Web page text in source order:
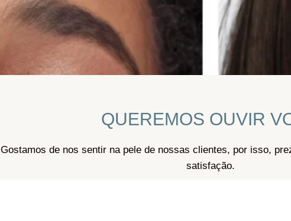
QUEREMOS OUVIR
Gostamos de nos sentir na pele de nossas clientes, por isso,
satisfação.